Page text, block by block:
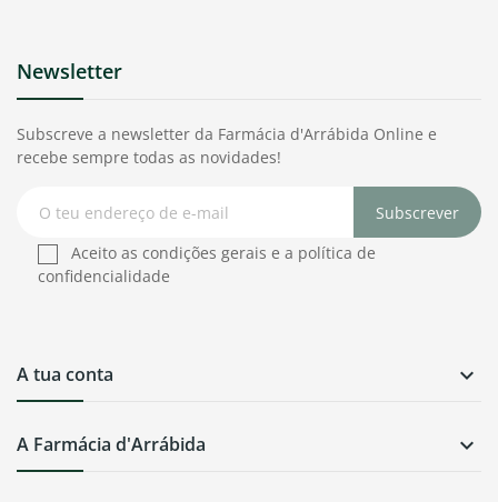
A Farmácia d'Arrábida 
A tua conta 
Newsletter
Subscreve a newsletter da Farmácia d'Arrábida Online e
recebe sempre todas as novidades!
Subscrever
Aceito as condições gerais e a política de
confidencialidade